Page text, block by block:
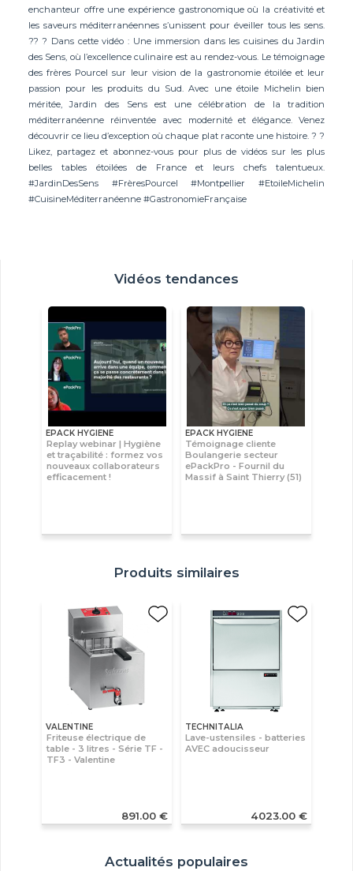
enchanteur offre une expérience gastronomique où la créativité et
les saveurs méditerranéennes s’unissent pour éveiller tous les sens.
?? ? Dans cette vidéo : Une immersion dans les cuisines du Jardin
des Sens, où l’excellence culinaire est au rendez-vous. Le témoignage
des frères Pourcel sur leur vision de la gastronomie étoilée et leur
passion pour les produits du Sud. Avec une étoile Michelin bien
méritée, Jardin des Sens est une célébration de la tradition
méditerranéenne réinventée avec modernité et élégance. Venez
découvrir ce lieu d’exception où chaque plat raconte une histoire. ? ?
Likez, partagez et abonnez-vous pour plus de vidéos sur les plus
belles tables étoilées de France et leurs chefs talentueux.
#JardinDesSens #FrèresPourcel #Montpellier #EtoileMichelin
#CuisineMéditerranéenne #GastronomieFrançaise
Vidéos tendances
EPACK HYGIENE
Replay webinar | Hygiène
et traçabilité : formez vos
nouveaux collaborateurs
efficacement !
EPACK HYGIENE
Témoignage cliente
Boulangerie secteur
ePackPro - Fournil du
Massif à Saint Thierry (51)
Produits similaires
VALENTINE
Friteuse électrique de
table - 3 litres - Série TF -
TF3 - Valentine
891.00 €
TECHNITALIA
Lave-ustensiles - batteries
AVEC adoucisseur
4023.00 €
Actualités populaires